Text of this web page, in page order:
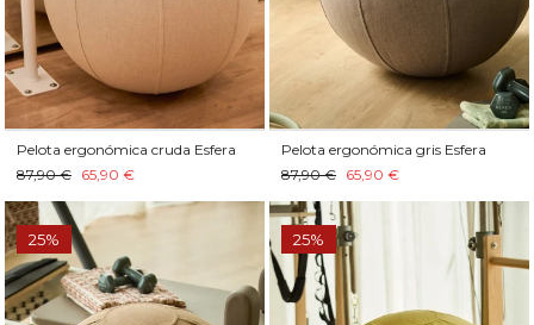
Pelota ergonómica cruda Esfera
87,90 € 65,90 €
Pelota ergonómica gris Esfera
87,90 € 65,90 €
25% 25%